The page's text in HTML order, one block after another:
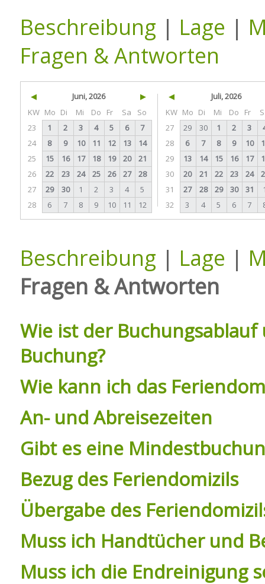
Beschreibung | Lage |
Fragen & Antworten
◀ Juni, 2026
▶
KW Mo Di Mi Do Fr Sa
So
23
1 2 3 4 5 6
7
24
8 9 10 11 12 13
14
25
15 16 17 18 19 20
21
26
22 23 24 25 26 27
28
27
29 30 1 2 3 4
5
28
6 7 8 9 10 11 12
◀
Juli, 2026
KW Mo Di Mi Do Fr
27
29 30 1 2 3
28
6 7 8 9 10
29
13 14 15 16 17
30
20 21 22 23 24
31
27 28 29 30 31
32
3 4 5 6 7
Beschreibung | Lage |
Fragen & Antworten
Wie ist der
Buchung?
Wie kann ich das
An- und Abreisezeiten
Gibt es eine
Bezug des Feriendomizils
Übergabe des
Muss ich Handtücher und
Muss ich die Endreinigung